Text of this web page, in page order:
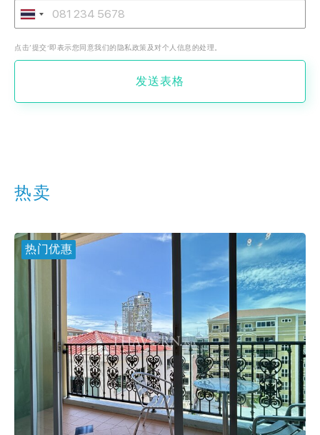
点击‘提交’即表示您同意我们的隐私政策及对个人信息的处理。
发送表格
热卖
热门优惠